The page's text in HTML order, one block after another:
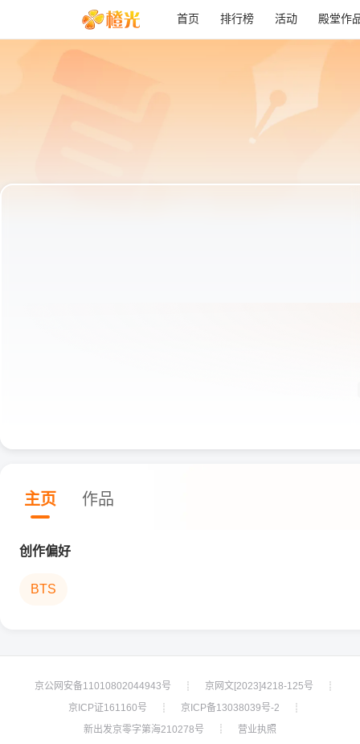
首页 排行榜 活动 殿堂作
主页 作品
创作偏好
BTS
京公网安备11010802044943号 ┊ 京网文[2023]4218-125号
┊
京ICP证161160号
┊ 京ICP备13038039号-2
┊
新出发京零字第海210278号
┊ 营业执照